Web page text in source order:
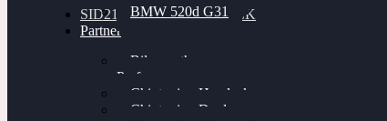
BMW 520d G31
SID212 / 212EVO UNLOCK
Partner
Bilgenroth
Performance
Chiptuning Herzlacke
Chiptuning Duelmen